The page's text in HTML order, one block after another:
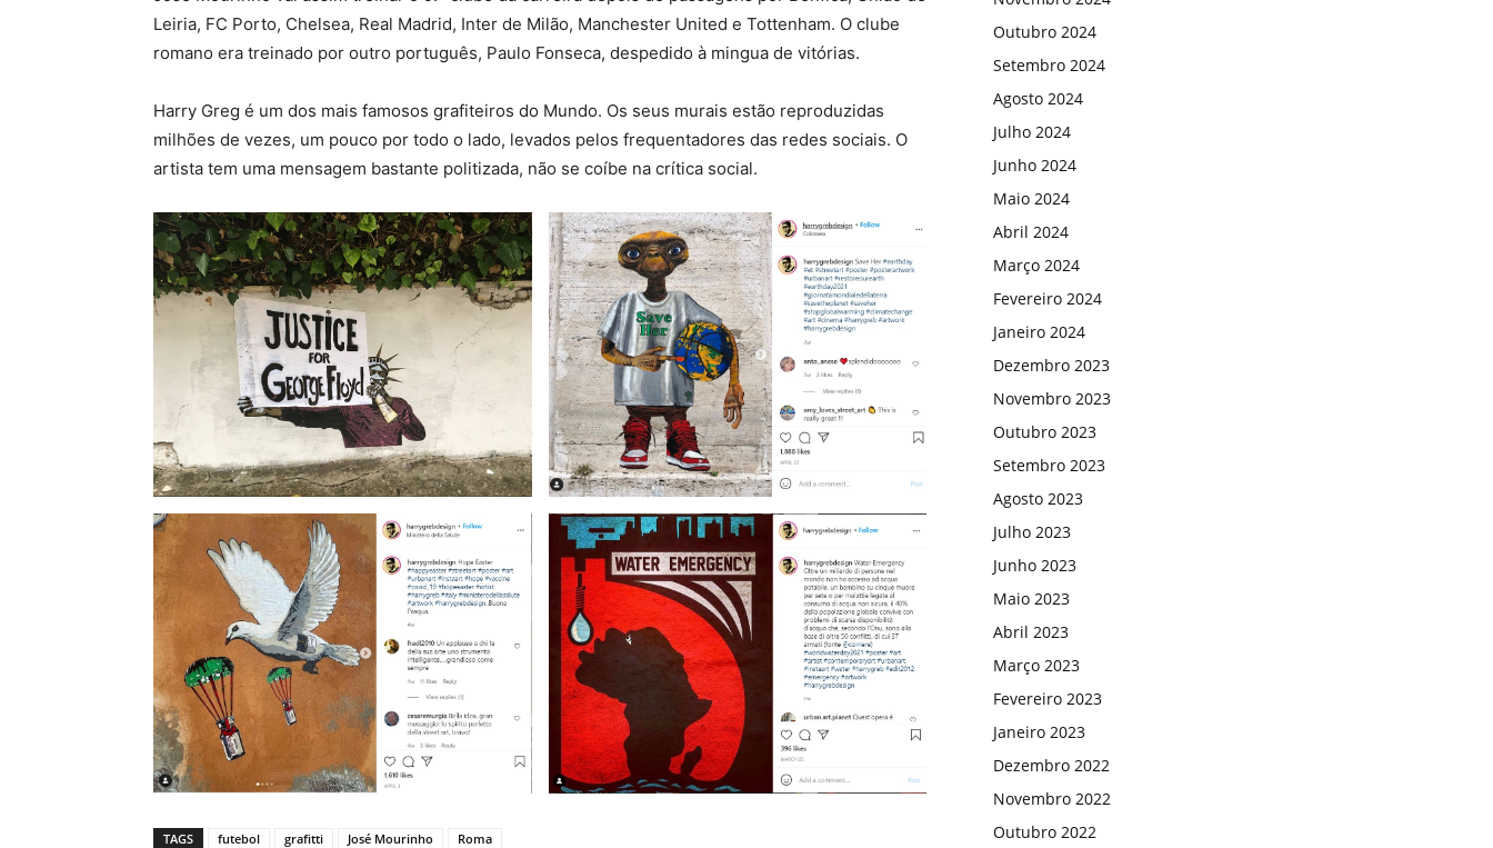
Leiria, FC Porto, Chelsea, Real Madrid, Inter de Milão, Manchester United e Tottenham. O clube
romano era treinado por outro português, Paulo Fonseca, despedido à mingua de vitórias.
Harry Greg é um dos mais famosos grafiteiros do Mundo. Os seus murais estão reproduzidas
milhões de vezes, um pouco por todo o lado, levados pelos frequentadores das redes sociais. O
artista tem uma mensagem bastante politizada, não se coíbe na crítica social.
TAGS futebol grafitti José Mourinho Roma
Outubro 2024
Setembro 2024
Agosto 2024
Julho 2024
Junho 2024
Maio 2024
Abril 2024
Março 2024
Fevereiro 2024
Janeiro 2024
Dezembro 2023
Novembro 2023
Outubro 2023
Setembro 2023
Agosto 2023
Julho 2023
Junho 2023
Maio 2023
Abril 2023
Março 2023
Fevereiro 2023
Janeiro 2023
Dezembro 2022
Novembro 2022
Outubro 2022